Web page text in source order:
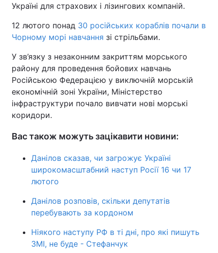
Україні для страхових і лізингових компаній.
12 лютого понад 30 російських кораблів почали в
Чорному морі навчання зі стрільбами.
У зв’язку з незаконним закриттям морського
району для проведення бойових навчань
Російською Федерацією у виключній морській
економічній зоні України, Міністерство
інфраструктури почало вивчати нові морські
коридори.
Вас також можуть зацікавити новини:
Данілов сказав, чи загрожує Україні
широкомасштабний наступ Росії 16 чи 17
лютого
Данілов розповів, скільки депутатів
перебувають за кордоном
Ніякого наступу РФ в ті дні, про які пишуть
ЗМІ, не буде - Стефанчук